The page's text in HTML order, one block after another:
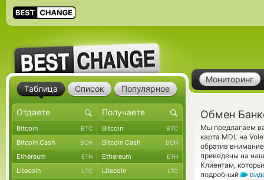
Мониторинг
Обмен
Мы предлагаем
карта MDL на
обратив
приведены на
Клиентам,
подробный
Таблица Список Популярное
Bitcoin BTC Bitcoin BTC
Bitcoin Cash BCH Bitcoin Cash BCH
Ethereum ETH Ethereum ETH
Litecoin LTC Litecoin LTC